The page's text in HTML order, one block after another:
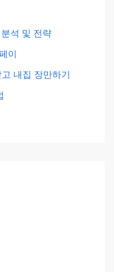
석 및 전략
이
내집 장만하기